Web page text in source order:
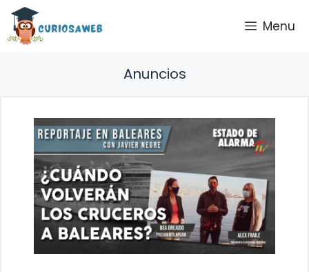
Saltar
contenido
Menu
Anuncios